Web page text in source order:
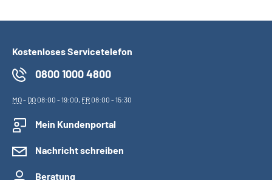
Kostenloses Servicetelefon
0800 1000 4800
MO- DO08:00 - 19:00, FR08:00 - 15:30
Mein Kundenportal
Nachricht schreiben
Beratung